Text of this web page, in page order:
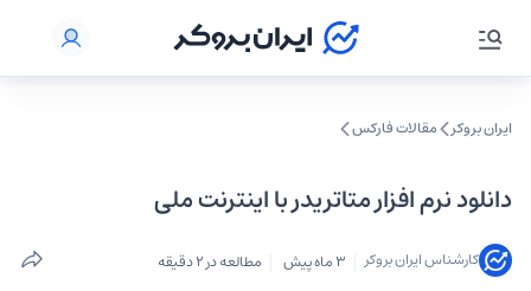
ایران بروکر مقالات فارکس
دانلود نرم افزار متاتریدر با اینترنت ملی
کارشناس ایران بروکر 3 ماه پیش مطالعه در 2 دقیقه